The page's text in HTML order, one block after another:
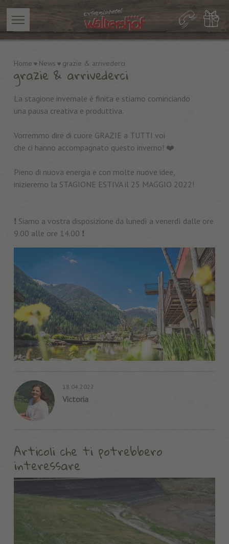
Home News grazie & arrivederci
grazie & arrivederci
La stagione invernale è finita e stiamo cominciando
una pausa creativa e produttiva.
Vorremmo dire di cuore GRAZIE a TUTTI voi
che ci hanno accompagnato questo inverno! ❤️
Pieno di nuova energia e con molte nuove idee,
inizieremo la STAGIONE ESTIVA il 25 MAGGIO 2022!
❗️ Siamo a vostra disposizione da lunedì a venerdì dalle ore
9.00 alle ore 14.00 ❗️
18.04.2022
Victoria
Articoli che ti potrebbero
interessare